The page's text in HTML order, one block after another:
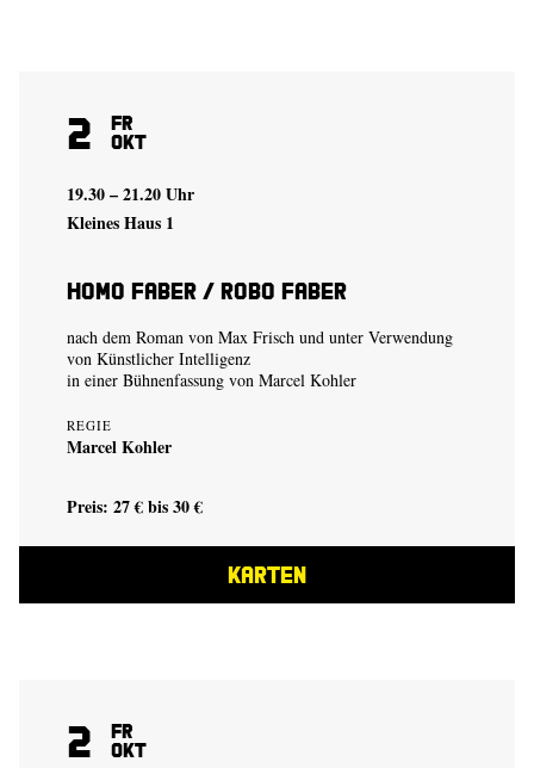
2 Fr
Okt
19.30 – 21.20 Uhr
Kleines Haus 1
Homo Faber / Robo Faber
nach dem Roman von Max Frisch und unter Verwendung
von Künstlicher Intelligenz
in einer Bühnenfassung von Marcel Kohler
REGIE
Marcel Kohler
Preis: 27 € bis 30 €
KARTEN
2 Fr
Okt